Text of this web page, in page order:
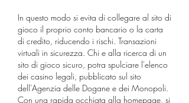
In questo modo si evita di collegare al sito di
gioco il proprio conto bancario o la carta
di credito, riducendo i rischi. Transazioni
virtuali in sicurezza. Chi e alla ricerca di un
sito di gioco sicuro, potra spulciare l'elenco
dei casino legali, pubblicato sul sito
dell'Agenzia delle Dogane e dei Monopoli.
Con una rapida occhiata alla homepage, si